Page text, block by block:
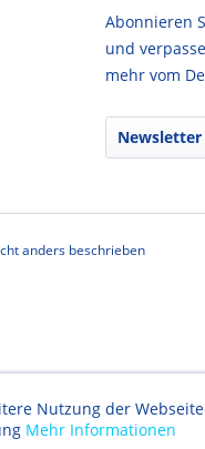
Abonnieren
und
mehr vom
anders beschrieben
Nutzung der
Mehr Informationen